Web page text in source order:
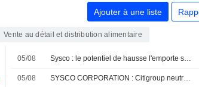
Ajouter à une liste
Vente au détail et distribution alimentaire
05/08 Sysco : le potentiel de hausse l'emporte sur les risques selon UBS
05/08 SYSCO CORPORATION : Citigroup neutre sur le dossier